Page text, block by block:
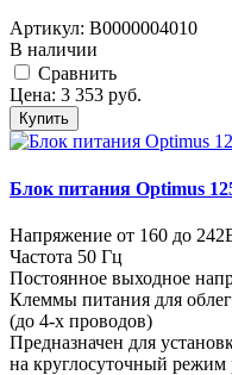
Артикул: В0000004010
В наличии
Cравнить
Цена: 3 353 руб.
Купить
Блок питания Optimus
Напряжение от 160 до
Частота 50 Гц
Постоянное выходное
Клеммы питания для
(до 4-х проводов)
Предназначен для
на круглосуточный режим